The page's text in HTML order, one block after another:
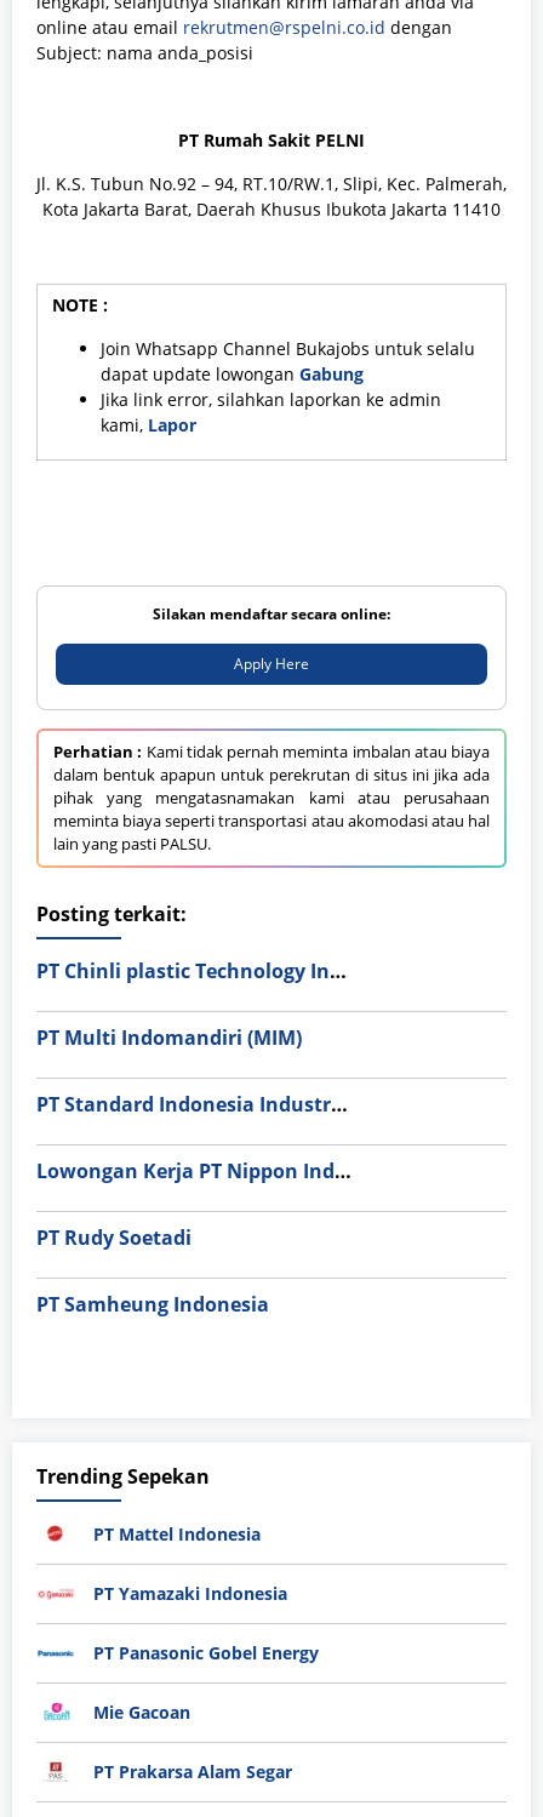
online atau email rekrutmen@rspelni.co.id dengan
Subject: nama anda_posisi
PT Rumah Sakit PELNI
Jl. K.S. Tubun No.92 – 94, RT.10/RW.1, Slipi, Kec. Palmerah,
Kota Jakarta Barat, Daerah Khusus Ibukota Jakarta 11410
NOTE :
Join Whatsapp Channel Bukajobs untuk selalu
dapat update lowongan Gabung
Jika link error, silahkan laporkan ke admin
kami, Lapor
Silakan mendaftar secara online:
Apply Here
Perhatian : Kami tidak pernah meminta imbalan atau biaya
dalam bentuk apapun untuk perekrutan di situs ini jika ada
pihak yang mengatasnamakan kami atau perusahaan
meminta biaya seperti transportasi atau akomodasi atau hal
lain yang pasti PALSU.
Posting terkait:
PT Chinli plastic Technology Indonesia
PT Multi Indomandiri (MIM)
PT Standard Indonesia Industry (PT SII)
Lowongan Kerja PT Nippon Indosari Corpindo Tbk. Bulan Agustus 2026
PT Rudy Soetadi
PT Samheung Indonesia
Trending Sepekan
PT Mattel Indonesia
PT Yamazaki Indonesia
PT Panasonic Gobel Energy
Mie Gacoan
PT Prakarsa Alam Segar